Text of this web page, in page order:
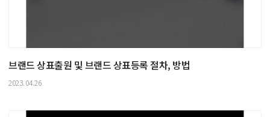
브랜드 상표출원 및 브랜드 상표등록 절차, 방법
2023.04.26